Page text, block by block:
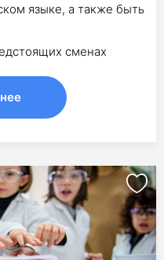
языке, а также быть
сменах